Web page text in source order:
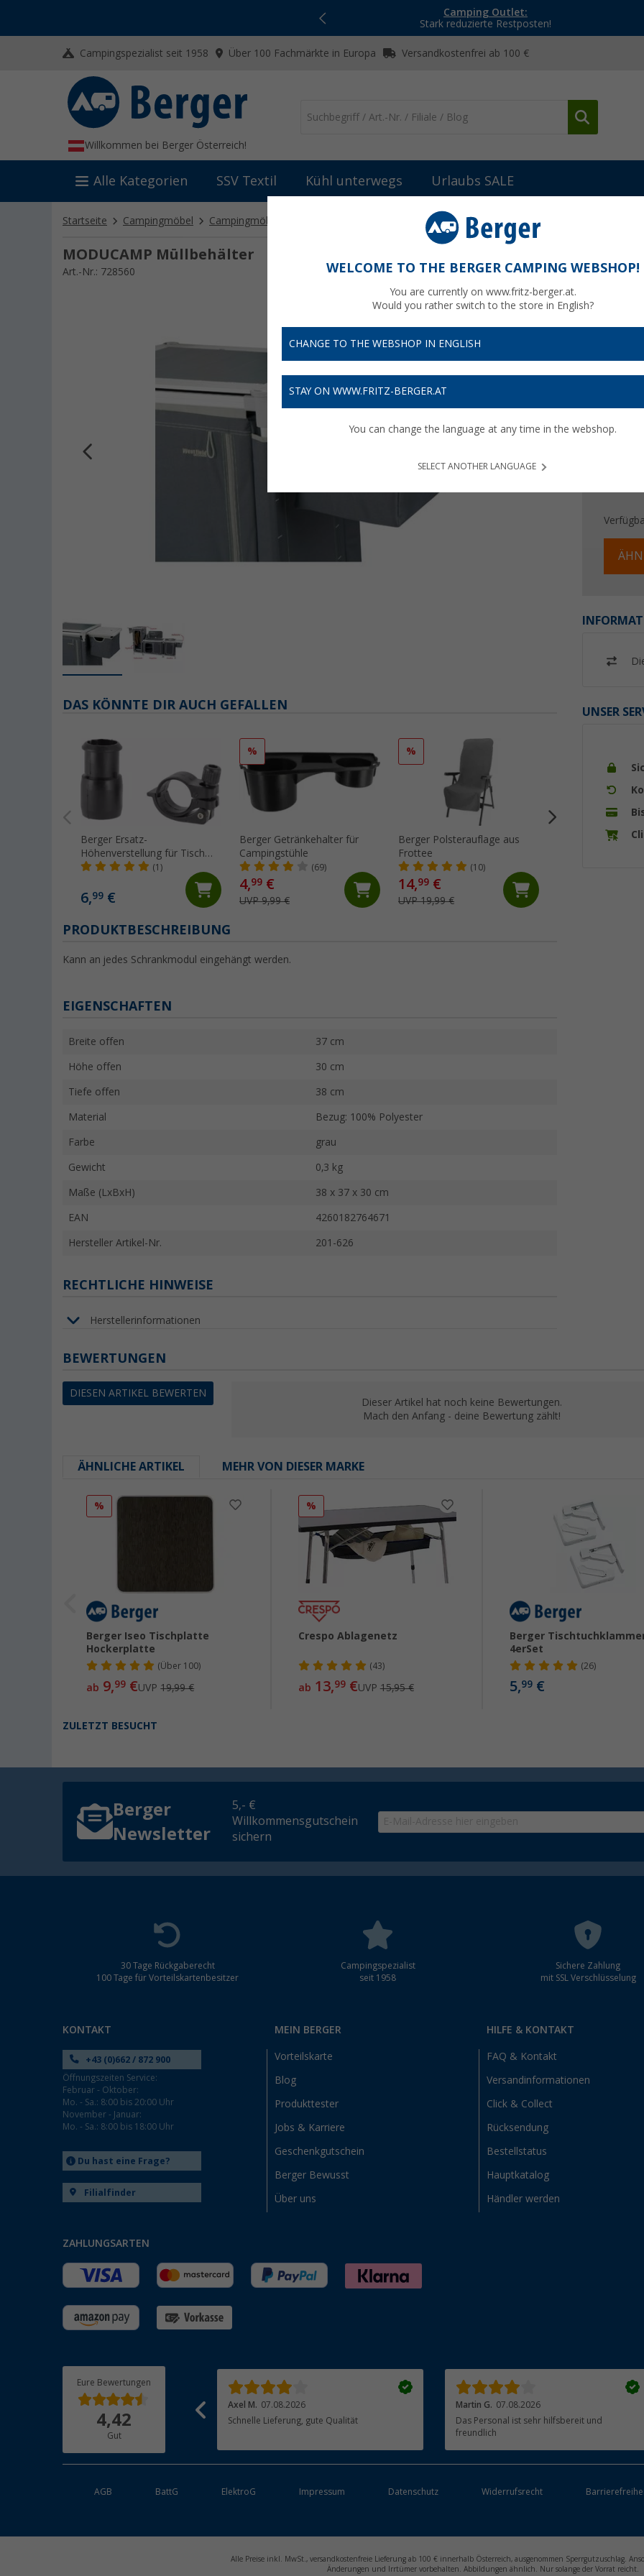
Camping Outlet:
Stark reduzierte Restposten!
Campingspezialist seit 1958 Über 100 Fachmärkte in Europa Versandkostenfrei ab 100 €
Willkommen bei Berger Österreich!
Alle Kategorien SSV Textil Kühl unterwegs Urlaubs SALE
Startseite Campingmöbel Campingmöbel Zubehör MODUCAMP Müllbehälter
MODUCAMP Müllbehälter
Art.-Nr.: 728560
23,
Bis zu
UNSER
DAS KÖNNTE DIR AUCH GEFALLEN
Berger Ersatz-
Höhenverstellung für Tisch
Livenza, Tornio und Aquila
(1)
6,99 €
%
Berger Getränkehalter für
Campingstühle
(69)
4,99 €
UVP 9,99 €
%
Berger Polsterauflage aus
Frottee
(10)
14,99 €
UVP 19,99 €
Berger Iseo
PRODUKTBESCHREIBUNG
Kann an jedes Schrankmodul eingehängt werden.
EIGENSCHAFTEN
Breite offen 37 cm
Höhe offen 30 cm
Tiefe offen 38 cm
Material Bezug: 100% Polyester
Farbe grau
Gewicht 0,3 kg
Maße (LxBxH) 38 x 37 x 30 cm
EAN 4260182764671
Hersteller Artikel-Nr. 201-626
RECHTLICHE HINWEISE
Herstellerinformationen
BEWERTUNGEN
DIESEN ARTIKEL BEWERTEN
Dieser Artikel hat noch keine Bewertungen.
Mach den Anfang - deine Bewertung zählt!
ÄHNLICHE ARTIKEL MEHR VON DIESER MARKE
%
Berger Iseo Tischplatte
Hockerplatte
(Über 100)
ab 9,99 €UVP19,99 €
%
Crespo Ablagenetz
(43)
ab 13,99€UVP 15,95 €
Berger
4erSet
(26)
5,99 €
ZULETZT BESUCHT
Berger
Newsletter
5,- €
Willkommensgutschein
sichern
30 Tage Rückgaberecht
100 Tage für Vorteilskartenbesitzer
Campingspezialist
seit 1958
Sichere Zahlung
mit SSL Verschlüsselung
KONTAKT
+43 (0)662 / 872 900
Öffnungszeiten Service:
Februar - Oktober:
Mo. - Sa.: 8:00 bis 20:00 Uhr
November - Januar:
Mo. - Sa.: 8:00 bis 18:00 Uhr
Du hast eine Frage?
Filialfinder
MEIN BERGER
Vorteilskarte
Blog
Produkttester
Jobs & Karriere
Geschenkgutschein
Berger Bewusst
Über uns
HILFE & KONTAKT
FAQ & Kontakt
Versandinformationen
Click & Collect
Rücksendung
Bestellstatus
Hauptkatalog
Händler werden
ZAHLUNGSARTEN
Eure Bewertungen
4,42
Gut
07.08.2026
Axel M. 07.08.2026
Schnelle Lieferung, gute Qualität
Martin G. 07.08.2026
Das Personal ist sehr hilfsbereit und
freundlich
AGB BattG ElektroG Impressum Datenschutz Widerrufsrecht
Alle Preise inkl. MwSt., versandkostenfreie Lieferung ab 100 € innerhalb Österreich, ausgenommen Sperrgutzuschlag.
Änderungen und Irrtümer vorbehalten. Abbildungen ähnlich. Nur solange der Vorrat reicht.
WELCOME TO THE BERGER CAMPING WEBSHOP!
You are currently on www.fritz-berger.at.
Would you rather switch to the store in English?
CHANGE TO THE WEBSHOP IN ENGLISH
STAY ON WWW.FRITZ-BERGER.AT
You can change the language at any time in the webshop.
SELECT ANOTHER LANGUAGE